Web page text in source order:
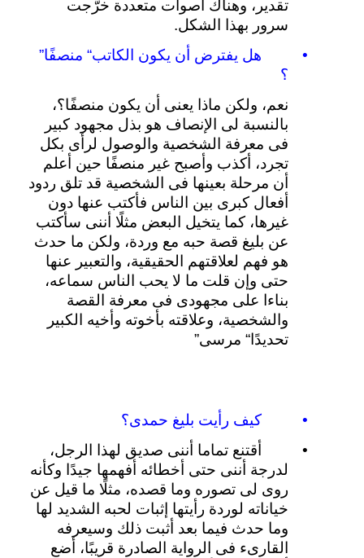
تقدير، وهناك أصوات متعددة خرَّجت
سرور بهذا الشكل.
•
هل يفترض أن يكون الكاتب“ منصفًا”
؟
نعم، ولكن ماذا يعنى أن يكون منصفًا؟،
بالنسبة لى الإنصاف هو بذل مجهود كبير
فى معرفة الشخصية والوصول لرأى بكل
تجرد، أكذب وأصبح غير منصفًا حين أعلم
أن مرحلة بعينها فى الشخصية قد تلق ردود
أفعال كبرى بين الناس فأكتب عنها دون
غيرها، كما يتخيل البعض مثلًا أننى سأكتب
عن بليغ قصة حبه مع وردة، ولكن ما حدث
هو فهم لعلاقتهم الحقيقية، والتعبير عنها
حتى وإن قلت ما لا يحب الناس سماعه،
بناءا على مجهودى فى معرفة
القصة
والشخصية، وعلاقته بأخوته وأخيه
الكبير
تحديدًا “ مرسى”
• كيف رأيت بليغ حمدى؟
•
أقتنع تماما أننى صديق لهذا
الرجل،
لدرجة أننى حتى أخطائه أفهمها جيدًا وكأنه
روى لى تصوره وما قصده، مثلًا ما قيل عن
خياناته لوردة رأيتها إثبات لحبه الشديد لها
وما حدث فيما بعد أثبت ذلك وسيعرفه
القارىء فى الرواية الصادرة قريبًا،
أضع